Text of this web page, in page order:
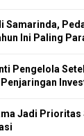
Samarinda,
Ini Paling
Pengelola
Jadi Prioritas